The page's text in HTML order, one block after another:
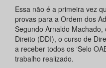
Essa não é a primeira vez
provas para a Ordem dos
Segundo Arnaldo
Direito (DDI), o curso de
a receber todos os ‘Selo
trabalho realizado.